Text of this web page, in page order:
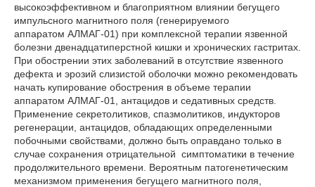
высокоэффективном и благоприятном влиянии бегущего
импульсного магнитного поля (генерируемого
аппаратом АЛМАГ-01) при комплексной терапии язвенной
болезни двенадцатиперстной кишки и хронических гастритах.
При обострении этих заболеваний в отсутствие язвенного
дефекта и эрозий слизистой оболочки можно рекомендовать
начать купирование обострения в объеме терапии
аппаратом АЛМАГ-01, антацидов и седативных средств.
Применение секретолитиков, спазмолитиков, индукторов
регенерации, антацидов, обладающих определенными
побочными свойствами, должно быть оправдано только в
случае сохранения отрицательной симптоматики в течение
продолжительного времени. Вероятным патогенетическим
механизмом применения бегущего магнитного поля,